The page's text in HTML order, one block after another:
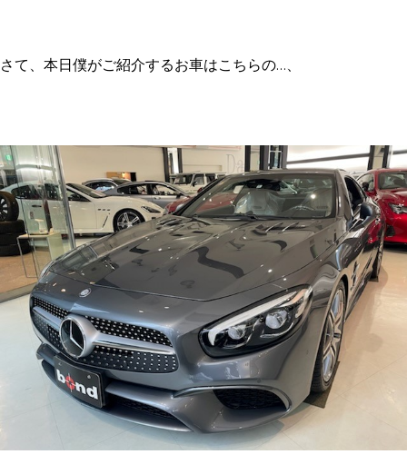
さて、本日僕がご紹介するお車はこちらの…、